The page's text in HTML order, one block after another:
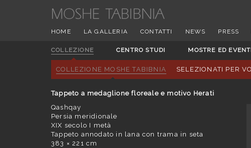
HOME LA GALLERIA CONTATTI NEWS PRESS
COLLEZIONE CENTRO STUDI MOSTRE ED
COLLEZIONE MOSHE TABIBNIA SELEZIONATI PER
Tappeto a medaglione floreale e motivo Herati
Qashqay
Persia meridionale
XIX secolo I metà
Tappeto annodato in lana con trama in seta
383 × 221 cm